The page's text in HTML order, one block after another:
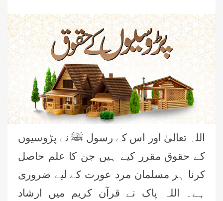
اللہ تعالیٰ اور اس کے رسول ﷺ نے پڑوسیوں
کے حقوق مقرر کیے ہیں جن کا علم حاصل
کرنا ہر مسلمان مرد عورت کے لیے ضروری
ہے۔ اللہ پاک نے قرآن کریم میں ارشاد